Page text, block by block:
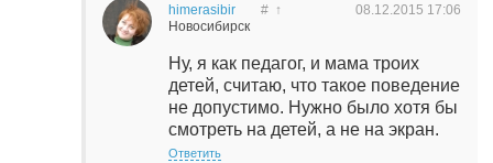
himerasibir
Новосибирск
08.12.2015 17:06
# ↑
Ну, я как педагог, и мама троих
детей, считаю, что такое поведение
не допустимо. Нужно было хотя бы
смотреть на детей, а не на экран.
Ответить